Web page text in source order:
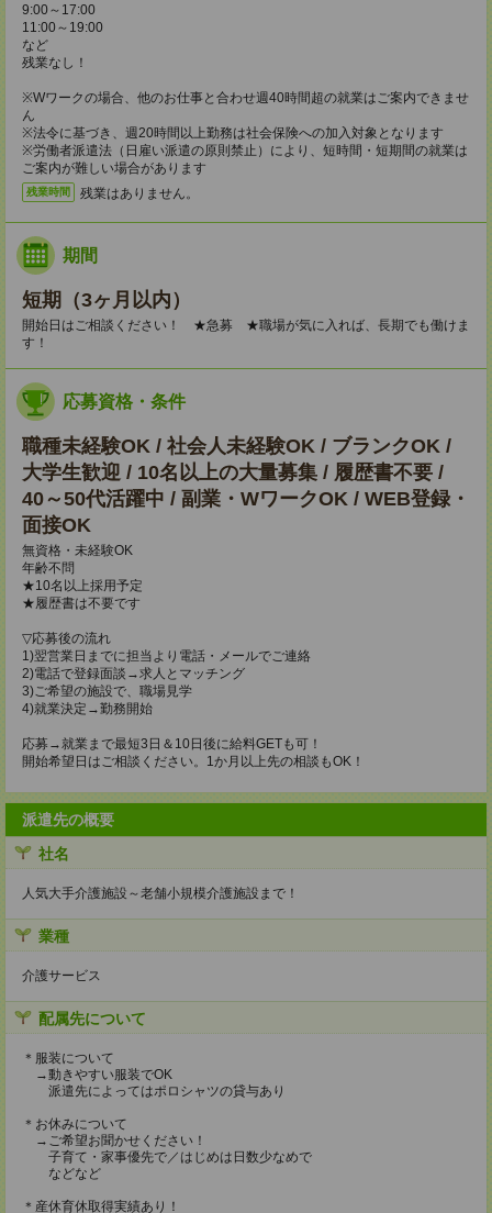
9:00～17:00
11:00～19:00
など
残業なし！
※Wワークの場合、他のお仕事と合わせ週40時間超の就業はご案内できませ
ん
※法令に基づき、週20時間以上勤務は社会保険への加入対象となります
※労働者派遣法（日雇い派遣の原則禁止）により、短時間・短期間の就業は
ご案内が難しい場合があります
残業時間 残業はありません。
期間
短期（3ヶ月以内）
開始日はご相談ください！ ★急募 ★職場が気に入れば、長期でも働けま
す！
応募資格・条件
職種未経験OK / 社会人未経験OK / ブランクOK /
大学生歓迎 / 10名以上の大量募集 / 履歴書不要 /
40～50代活躍中 / 副業・WワークOK / WEB登録・
面接OK
無資格・未経験OK
年齢不問
★10名以上採用予定
★履歴書は不要です
▽応募後の流れ
1)翌営業日までに担当より電話・メールでご連絡
2)電話で登録面談→求人とマッチング
3)ご希望の施設で、職場見学
4)就業決定→勤務開始
応募→就業まで最短3日＆10日後に給料GETも可！
開始希望日はご相談ください。1か月以上先の相談もOK！
派遣先の概要
社名
人気大手介護施設～老舗小規模介護施設まで！
業種
介護サービス
配属先について
＊服装について
→動きやすい服装でOK
派遣先によってはポロシャツの貸与あり
＊お休みについて
→ご希望お聞かせください！
子育て・家事優先で／はじめは日数少なめで
などなど
＊産休育休取得実績あり！